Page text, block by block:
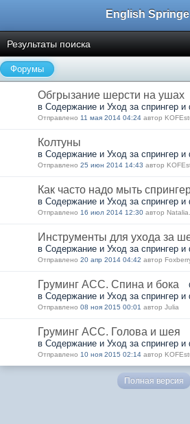
Результаты поиска
Форумы
Обгрызание шерсти на ушах
в Содержание и Уход за спрингер
Отправлено 11 мая 2014 04:24 автор
Колтуны
в Содержание и Уход за спрингер
Отправлено 25 июн 2014 14:43 автор
Как часто надо мыть
в Содержание и Уход за спрингер
Отправлено 16 июл 2014 12:30 автор
Инструменты для ухода за
в Содержание и Уход за спрингер
Отправлено 20 апр 2014 04:42 автор
Груминг АСС. Спина и бока
в Содержание и Уход за спрингер
Отправлено 08 ноя 2015 00:01 автор Julia
Груминг АСС. Голова и шея
в Содержание и Уход за спрингер
Отправлено 10 ноя 2015 02:14 автор
Полная версия